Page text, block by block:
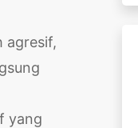
agresif,
yang